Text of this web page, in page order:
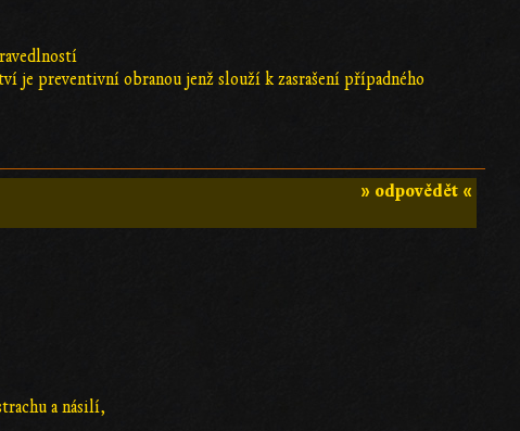
je preventivní obranou jenž slouží k zasrašení případného
» odpovědět «
a násilí,